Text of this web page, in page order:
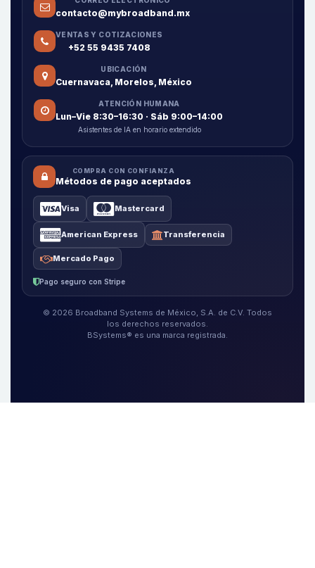
contacto@mybroadband.mx
VENTAS Y COTIZACIONES
+52 55 9435 7408
UBICACIÓN
Cuernavaca, Morelos, México
ATENCIÓN HUMANA
Lun–Vie 8:30–16:30 · Sáb 9:00–14:00
Asistentes de IA en horario extendido
COMPRA CON CONFIANZA
Métodos de pago aceptados
Visa Mastercard
American Express Transferencia
Mercado Pago
Pago seguro con Stripe
© 2026 Broadband Systems de México, S.A. de C.V. Todos
los derechos reservados.
BSystems® es una marca registrada.